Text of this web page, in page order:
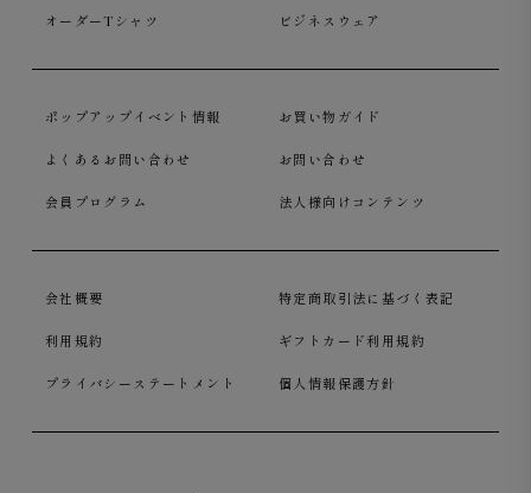
オーダーTシャツ ビジネスウェア
ポップアップイベント情報 お買い物ガイド
よくあるお問い合わせ お問い合わせ
会員プログラム 法人様向けコンテンツ
会社概要 特定商取引法に基づく表記
利用規約 ギフトカード利用規約
プライバシーステートメント 個人情報保護方針